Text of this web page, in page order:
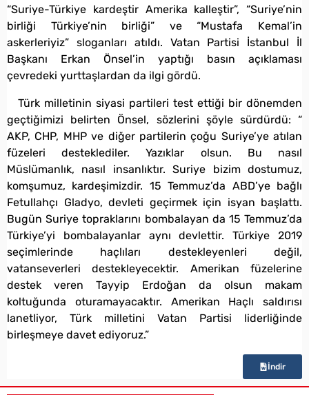
“Suriye-Türkiye kardeştir Amerika kalleştir”, “Suriye’nin
birliği Türkiye’nin birliği” ve “Mustafa Kemal’in
askerleriyiz” sloganları atıldı. Vatan Partisi İstanbul İl
Başkanı Erkan Önsel’in yaptığı basın açıklaması
çevredeki yurttaşlardan da ilgi gördü.
Türk milletinin siyasi partileri test ettiği bir dönemden
geçtiğimizi belirten Önsel, sözlerini şöyle sürdürdü: “
AKP, CHP, MHP ve diğer partilerin çoğu Suriye’ye atılan
füzeleri desteklediler. Yazıklar olsun. Bu nasıl
Müslümanlık, nasıl insanlıktır. Suriye bizim dostumuz,
komşumuz, kardeşimizdir. 15 Temmuz’da ABD’ye bağlı
Fetullahçı Gladyo, devleti geçirmek için isyan başlattı.
Bugün Suriye topraklarını bombalayan da 15 Temmuz’da
Türkiye’yi bombalayanlar aynı devlettir. Türkiye 2019
seçimlerinde haçlıları destekleyenleri değil,
vatanseverleri destekleyecektir. Amerikan füzelerine
destek veren Tayyip Erdoğan da olsun makam
koltuğunda oturamayacaktır. Amerikan Haçlı saldırısı
lanetliyor, Türk milletini Vatan Partisi liderliğinde
birleşmeye davet ediyoruz.”
İndir